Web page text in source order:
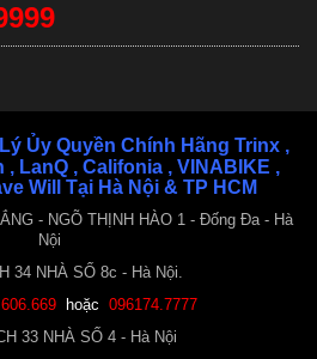
₫
Ủy Quyền Chính Hãng Trinx ,
, LanQ , Califonia , VINABIKE ,
Will Tại Hà Nội & TP HCM
- NGÕ THỊNH HÀO 1 - Đống Đa - Hà
Nội
34 NHÀ SỐ 8c - Hà Nội.
hoặc 096174.7777
33 NHÀ SỐ 4 - Hà Nội